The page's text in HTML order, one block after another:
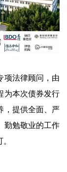
项法律顾问，由
为本次债券发行
，提供全面、严
勤勉敬业的工作